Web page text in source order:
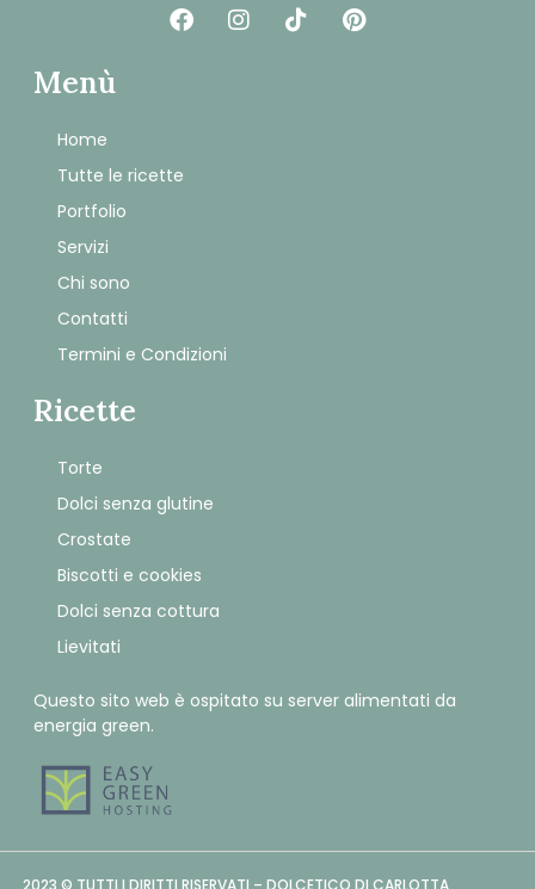
Menù
Home
Tutte le ricette
Portfolio
Servizi
Chi sono
Contatti
Termini e Condizioni
Ricette
Torte
Dolci senza glutine
Crostate
Biscotti e cookies
Dolci senza cottura
Lievitati
Questo sito web è ospitato su server alimentati da
energia green.
2023 © TUTTI I DIRITTI RISERVATI – DOLCETICO DI CARLOTTA